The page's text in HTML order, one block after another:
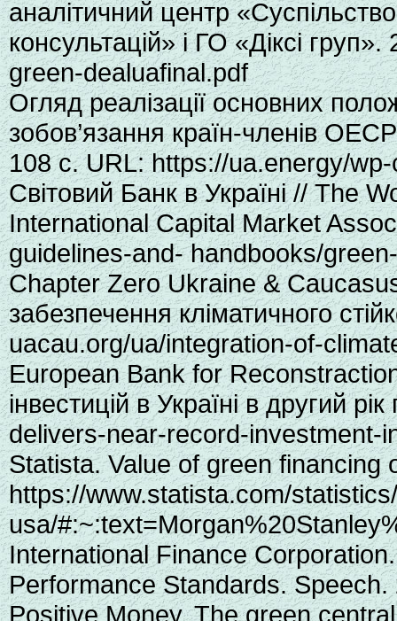
аналітичний центр
консультацій» і ГО «Діксі
green-dealuafinal.pdf
Огляд реалізації основних
зобов’язання країн-членів
108 с. URL: https://ua.energy/
Світовий Банк в Україні // The
International Capital Market
guidelines-and- handbooks/
Chapter Zero Ukraine & Caucasus.
забезпечення кліматичного
uacau.org/ua/integration-of-
European Bank for
інвестицій в Україні в другий
delivers-near-record-investment-
Statista. Value of green financing
https://www.statista.com/
usa/
International Finance
Performance Standards.
Positive Money. The green